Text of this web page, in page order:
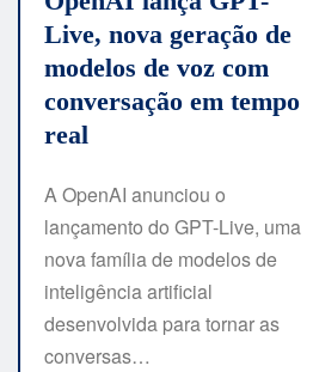
Live, nova geração de
modelos de voz com
conversação em tempo
real
A OpenAI anunciou o
lançamento do GPT-Live, uma
nova família de modelos de
inteligência artificial
desenvolvida para tornar as
conversas…